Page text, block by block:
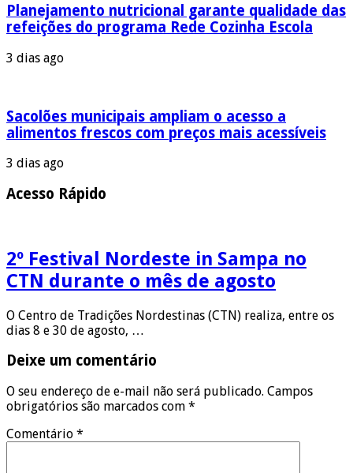
Planejamento nutricional garante qualidade das
refeições do programa Rede Cozinha Escola
3 dias ago
Sacolões municipais ampliam o acesso a
alimentos frescos com preços mais acessíveis
3 dias ago
Acesso Rápido
2º Festival Nordeste in Sampa no
CTN durante o mês de agosto
O Centro de Tradições Nordestinas (CTN) realiza, entre os
dias 8 e 30 de agosto, …
Deixe um comentário
O seu endereço de e-mail não será publicado. Campos
obrigatórios são marcados com *
Comentário *